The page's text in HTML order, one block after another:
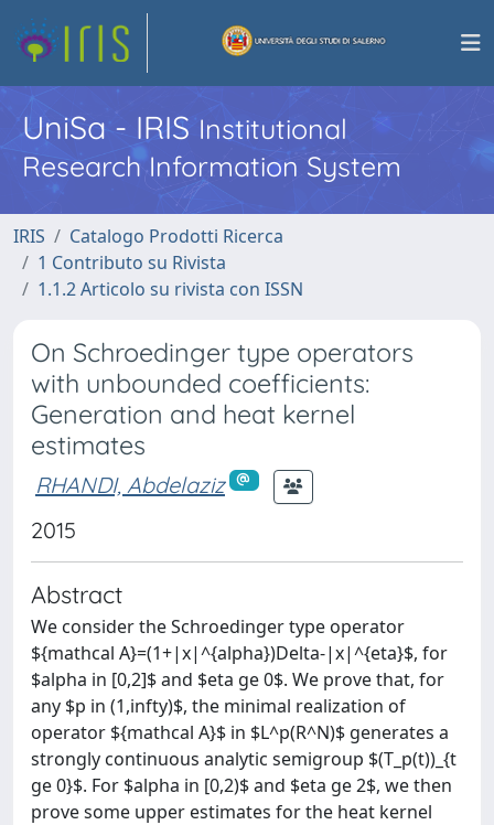
UniSa - IRISInstitutional
Research Information System
IRIS
Catalogo Prodotti Ricerca
1 Contributo su Rivista
1.1.2 Articolo su rivista con ISSN
On Schroedinger type operators
with unbounded coefficients:
Generation and heat kernel
estimates
RHANDI, Abdelaziz
2015
Abstract
We consider the Schroedinger type operator
${mathcal A}=(1+|x|^{alpha})Delta-|x|^{eta}$, for
$alpha in [0,2]$ and $eta ge 0$. We prove that, for
any $p in (1,infty)$, the minimal realization of
operator ${mathcal A}$ in $L^p(R^N)$ generates a
strongly continuous analytic semigroup $(T_p(t))_{t
ge 0}$. For $alpha in [0,2)$ and $eta ge 2$, we then
prove some upper estimates for the heat kernel